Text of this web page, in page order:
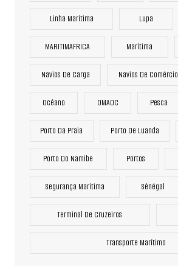
Linha Marítima Lupa
MARITIMAFRICA Marítima
Navios De Carga Navios De Comércio
Océano OMAOC Pesca
Porto Da Praia Porto De Luanda
Porto Do Namibe Portos
Segurança Marítima Sénégal
Terminal De Cruzeiros
Transporte Marítimo